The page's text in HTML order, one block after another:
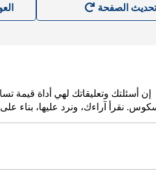
إن أسئلتك وتعليقاتك لهي أداة قيمة